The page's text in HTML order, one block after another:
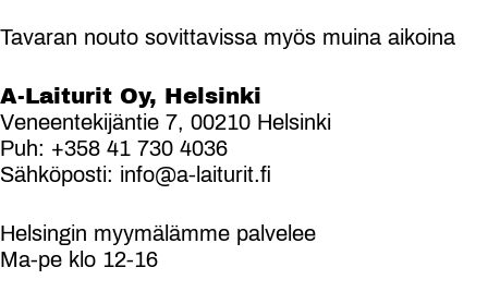
Tavaran nouto sovittavissa myös muina aikoina
A-Laiturit Oy, Helsinki
Veneentekijäntie 7, 00210 Helsinki
Puh: +358 41 730 4036
Sähköposti: info@a-laiturit.fi
Helsingin myymälämme palvelee
Ma-pe klo 12-16